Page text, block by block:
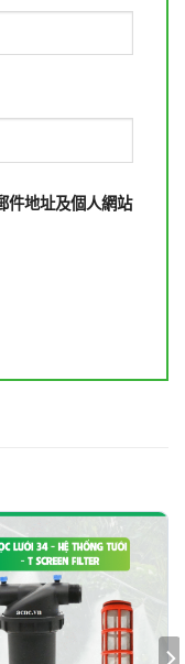
件地址及個人網站